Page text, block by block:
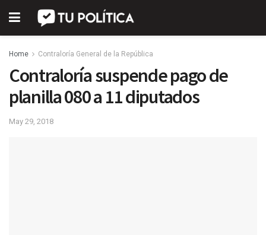
Home Contraloría General de la República
Contraloría suspende pago de
planilla 080 a 11 diputados
May 29, 2018